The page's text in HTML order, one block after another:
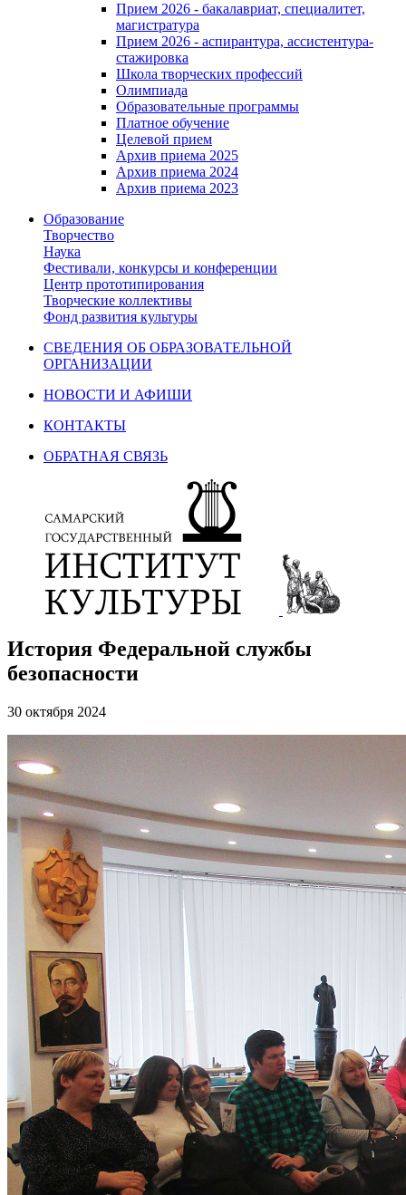
Прием 2026 - бакалавриат, специалитет,
магистратура
Прием 2026 - аспирантура, ассистентура-
стажировка
Школа творческих профессий
Олимпиада
Образовательные программы
Платное обучение
Целевой прием
Архив приема 2025
Архив приема 2024
Архив приема 2023
Образование
Творчество
Наука
Фестивали, конкурсы и конференции
Центр прототипирования
Творческие коллективы
Фонд развития культуры
СВЕДЕНИЯ ОБ ОБРАЗОВАТЕЛЬНОЙ
ОРГАНИЗАЦИИ
НОВОСТИ И АФИШИ
КОНТАКТЫ
ОБРАТНАЯ СВЯЗЬ
История Федеральной службы
безопасности
30 октября 2024